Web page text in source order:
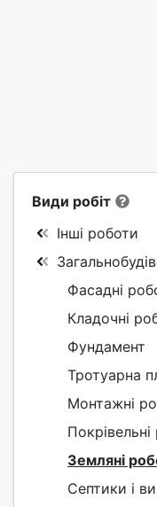
Види робіт
Інші роботи
Фасадні
Кладочні
Фундамент
Тротуарна
Монтажні
Земляні
Септики і